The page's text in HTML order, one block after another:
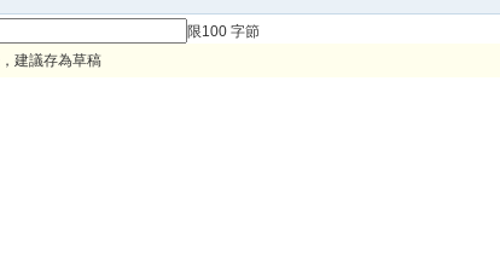
限100 字節
建議存為草稿